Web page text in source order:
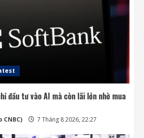
công ty điển hình phát triển công nghệ
cây trên Mặt Trăng
Tháng 8 2026, 12:00
đầu tư vào AI mà còn lãi lớn nhờ mua
CNBC) 7 Tháng 8 2026, 22:27